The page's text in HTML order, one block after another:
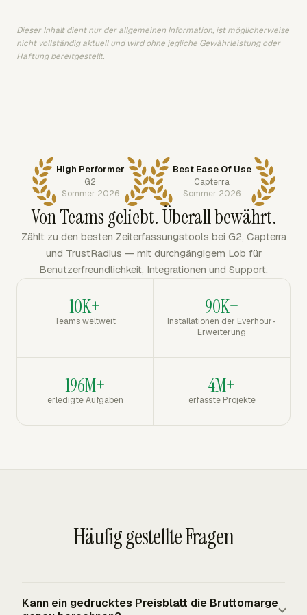
Dieser Inhalt dient nur der allgemeinen Information, ist möglicherweise
nicht vollständig aktuell und wird ohne jegliche Gewährleistung oder
Haftung bereitgestellt.
High Performer
G2
Sommer 2026
Best Ease Of Use
Capterra
Sommer 2026
Von Teams geliebt. Überall bewährt.
Zählt zu den besten Zeiterfassungstools bei G2, Capterra
und TrustRadius — mit durchgängigem Lob für
Benutzerfreundlichkeit, Integrationen und Support.
10K+
Teams weltweit
90K+
Installationen der Everhour-
Erweiterung
196M+
erledigte Aufgaben
4M+
erfasste Projekte
Häufig gestellte Fragen
Kann ein gedrucktes Preisblatt die Bruttomarge